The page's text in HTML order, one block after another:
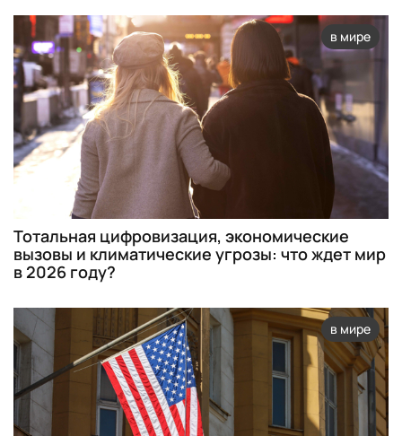
в мире
Тотальная цифровизация, экономические
вызовы и климатические угрозы: что ждет мир
в 2026 году?
в мире